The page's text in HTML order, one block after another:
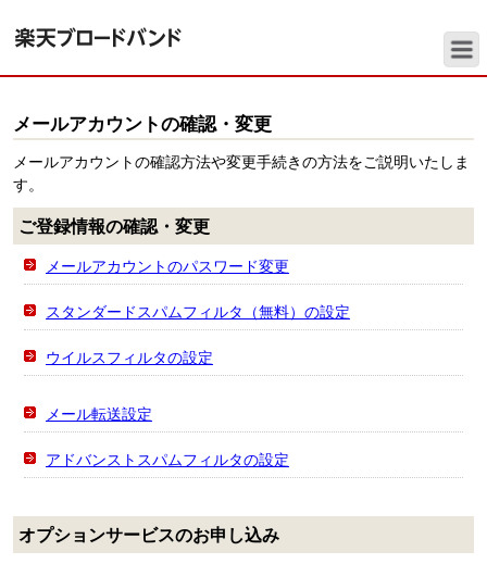
メールアカウントの確認・変更
メールアカウントの確認方法や変更手続きの方法をご説明いたしま
す。
ご登録情報の確認・変更
メールアカウントのパスワード変更
スタンダードスパムフィルタ（無料）の設定
ウイルスフィルタの設定
メール転送設定
アドバンストスパムフィルタの設定
オプションサービスのお申し込み